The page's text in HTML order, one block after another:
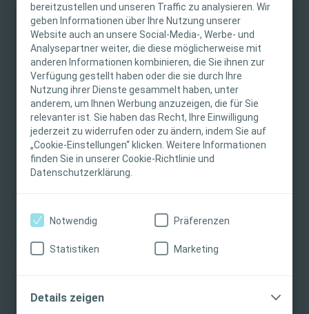
bereitzustellen und unseren Traffic zu analysieren. Wir
geben Informationen über Ihre Nutzung unserer
Website auch an unsere Social-Media-, Werbe- und
Analysepartner weiter, die diese möglicherweise mit
anderen Informationen kombinieren, die Sie ihnen zur
Verfügung gestellt haben oder die sie durch Ihre
Nutzung ihrer Dienste gesammelt haben, unter
anderem, um Ihnen Werbung anzuzeigen, die für Sie
relevanter ist. Sie haben das Recht, Ihre Einwilligung
jederzeit zu widerrufen oder zu ändern, indem Sie auf
„Cookie-Einstellungen“ klicken. Weitere Informationen
finden Sie in unserer Cookie-Richtlinie und
Datenschutzerklärung.
Notwendig Präferenzen
Statistiken Marketing
Details zeigen
WICHTIGER HINWEIS
Diese Website richtet sich nur an medizinisches
Fachpersonal. Der Inhalt der Website ist für
fachliche Informations- und Fortbildungszwecke
bestimmt. Coloplast bietet keinen individuellen
medizinischen Rat. Die Verantwortung für die
individuelle Patientenversorgung liegt beim
medizinischen Fachpersonal. Detaillierte
Produktinformationen zu den vorgestellten
Produkten, einschließlich Anwendungshinweise,
Vorsichtsmaßnahmen und Warnhinweisen,
finden Sie in der Gebrauchsanweisung (IFU) des
Produkts, die vor der Verwendung sorgfältig zu
Ich bin eine medizinische Fachkraft
diabetische Neuropathie), aber auch große Arterien, wie
etwa im Gehirn, Herzen und in den Beinen.
Die Hauptgründe für ein Diabetisches Fußsyndrom sind
Nervenschädigungen aufgrund eines erhöhten
Blutzuckerspiegels (Neuropathie) und eine schlechte
Blutversorgung (Ischämie).
Du bistmedizinische Fachkraftund möchtest Dich
selbst durch ein kostenfreies Muster von unseren
Produkten überzeugen?
Dann bestelle hier gleich Dein Musterpaket in
PS: Kennst Du schon unseren Newsletter? Melde Dich
Wissenswertem rund um das Thema Wundversorgung.